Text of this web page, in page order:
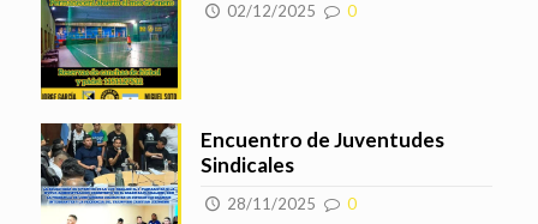
02/12/2025 0
Encuentro de Juventudes
Sindicales
28/11/2025 0